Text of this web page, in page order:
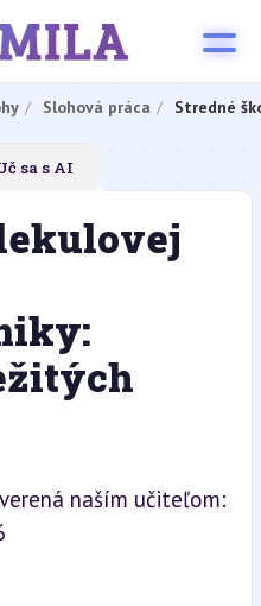
Slohová práca Stredné
sa s AI
naším učiteľom: